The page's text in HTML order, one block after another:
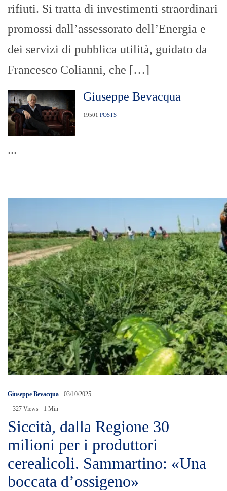
rifiuti. Si tratta di investimenti straordinari
promossi dall’assessorato dell’Energia e
dei servizi di pubblica utilità, guidato da
Francesco Colianni, che […]
Giuseppe Bevacqua
19501 POSTS
...
Giuseppe Bevacqua - 03/10/2025
327 Views 1 Min
Siccità, dalla Regione 30
milioni per i produttori
cerealicoli. Sammartino: «Una
boccata d’ossigeno»